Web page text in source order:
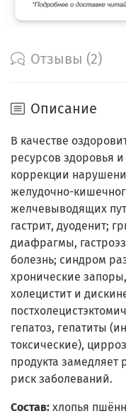
Отзывы (2)
Описание
В качестве
ресурсов здоровья
коррекции
желудочно-
желчевыводящих
гастрит, дуоденит;
диафрагмы,
болезнь; синдром
хронические
холецистит и
гепатоз, гепатиты
токсические),
продукта замедляет
риск заболеваний.
Состав: хлопья